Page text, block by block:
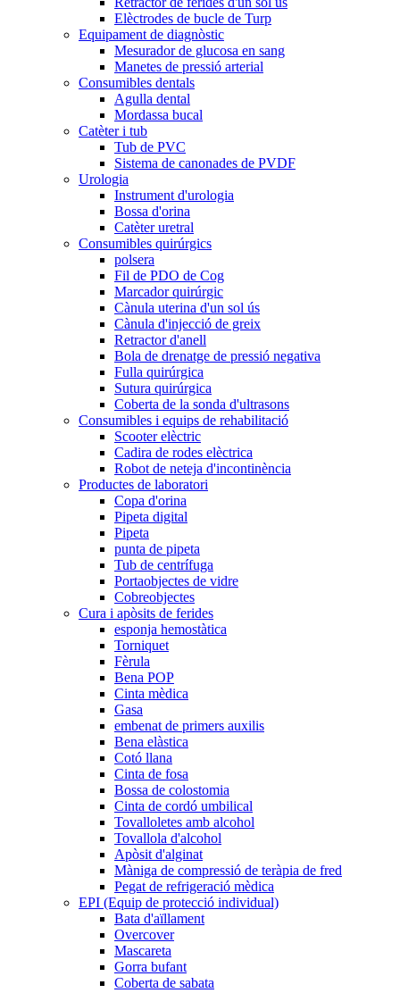
Elèctrodes de bucle de Turp
Equipament de diagnòstic
Mesurador de glucosa en sang
Manetes de pressió arterial
Consumibles dentals
Agulla dental
Mordassa bucal
Catèter i tub
Tub de PVC
Sistema de canonades de PVDF
Urologia
Instrument d'urologia
Bossa d'orina
Catèter uretral
Consumibles quirúrgics
polsera
Fil de PDO de Cog
Marcador quirúrgic
Cànula uterina d'un sol ús
Cànula d'injecció de greix
Retractor d'anell
Bola de drenatge de pressió negativa
Fulla quirúrgica
Sutura quirúrgica
Coberta de la sonda d'ultrasons
Consumibles i equips de rehabilitació
Scooter elèctric
Cadira de rodes elèctrica
Robot de neteja d'incontinència
Productes de laboratori
Copa d'orina
Pipeta digital
Pipeta
punta de pipeta
Tub de centrífuga
Portaobjectes de vidre
Cobreobjectes
Cura i apòsits de ferides
esponja hemostàtica
Torniquet
Fèrula
Bena POP
Cinta mèdica
Gasa
embenat de primers auxilis
Bena elàstica
Cotó llana
Cinta de fosa
Bossa de colostomia
Cinta de cordó umbilical
Tovalloletes amb alcohol
Tovallola d'alcohol
Apòsit d'alginat
Màniga de compressió de teràpia de fred
Pegat de refrigeració mèdica
EPI (Equip de protecció individual)
Bata d'aïllament
Overcover
Mascareta
Gorra bufant
Coberta de sabata